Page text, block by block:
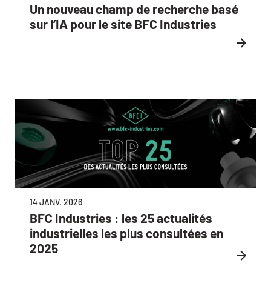
Un nouveau champ de recherche basé
sur l’IA pour le site BFC Industries
14 JANV. 2026
BFC Industries : les 25 actualités
industrielles les plus consultées en
2025